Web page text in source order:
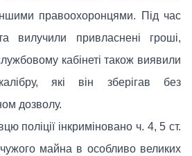
правоохоронцями. Під час
вилучили привласнені гроші,
кабінеті також виявили
які він зберігав без
дозволу.
поліції інкриміновано ч. 4, 5 ст.
майна в особливо великих